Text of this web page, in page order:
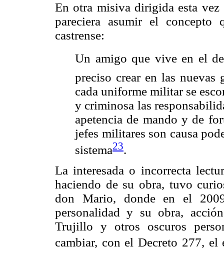
En otra misiva dirigida esta vez
pareciera asumir el
castrense:
Un amigo que vive en el
preciso crear en las nuevas
cada uniforme militar se
y criminosa las
apetencia de mando y de
jefes militares son causa
sistema23.
La interesada o incorrecta
haciendo de su obra, tuvo
don Mario, donde en el
personalidad y su obra,
Trujillo y otros oscuros
cambiar, con el Decreto 277,